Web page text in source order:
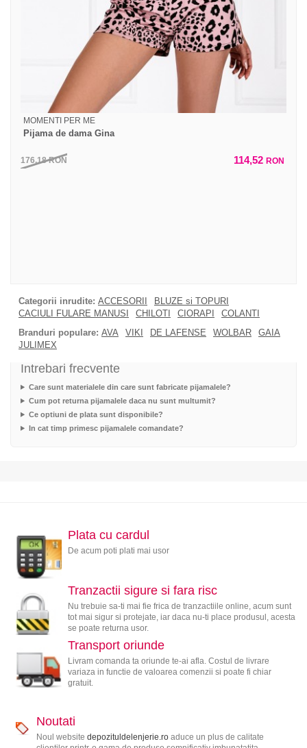
MOMENTI PER ME
Pijama de dama Gina
176,18RON 114,52 RON
Categorii inrudite: ACCESORII
BLUZE si TOPURI
CACIULI FULARE MANUSI
CHILOTI CIORAPI
COLANTI
Branduri populare: AVA VIKI DE LAFENSE WOLBAR
GAIA
JULIMEX
Intrebari frecvente
Care sunt materialele din care sunt fabricate pijamalele?
Cum pot returna pijamalele daca nu sunt multumit?
Ce optiuni de plata sunt disponibile?
In cat timp primesc pijamalele comandate?
Plata cu cardul
De acum poti plati mai usor
Tranzactii sigure si fara risc
Nu trebuie sa-ti mai fie frica de tranzactiile online, acum sunt
tot mai sigur si protejate, iar daca nu-ti place produsul, acesta
se poate returna usor.
Transport oriunde
Livram comanda ta oriunde te-ai afla. Costul de livrare
variaza in functie de valoarea comenzii si poate fi chiar
gratuit.
Noutati
Noul website depozituldelenjerie.roaduce un plus de calitate